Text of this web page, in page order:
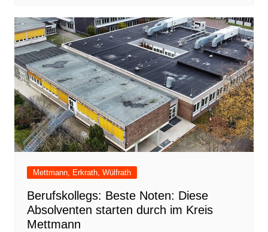
Mettmann, Erkrath, Wülfrath
Berufskollegs: Beste Noten: Diese
Absolventen starten durch im Kreis
Mettmann